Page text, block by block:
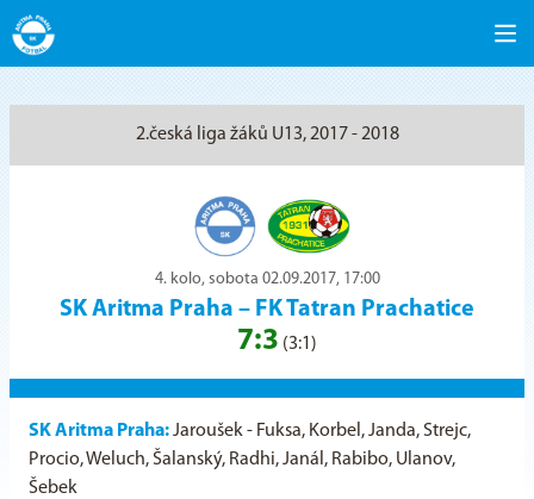
2.česká liga žáků U13, 2017 - 2018
4. kolo, sobota 02.09.2017, 17:00
SK Aritma Praha – FK Tatran Prachatice
7:3 (3:1)
SK Aritma Praha:Jaroušek - Fuksa, Korbel, Janda, Strejc,
Procio, Weluch, Šalanský, Radhi, Janál, Rabibo, Ulanov,
Šebek